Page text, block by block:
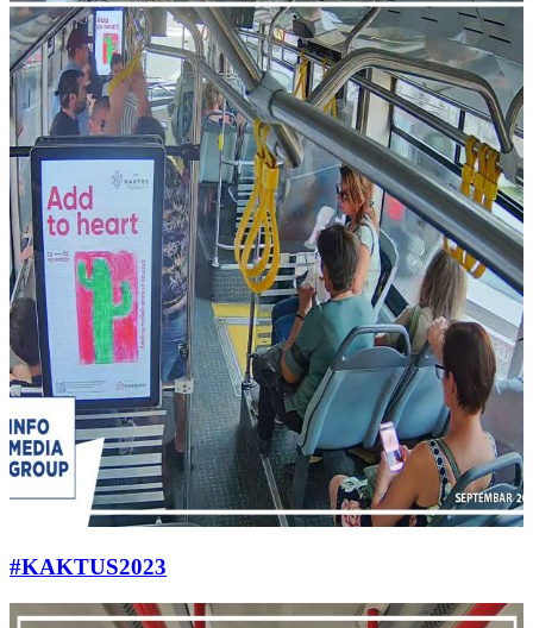
#KAKTUS2023